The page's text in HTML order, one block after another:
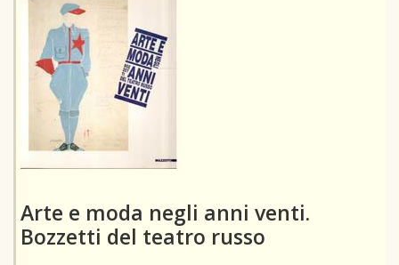
Arte e moda negli anni venti.
Bozzetti del teatro russo